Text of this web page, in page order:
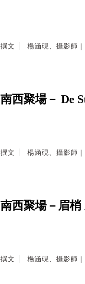
撰文 楊涵硯、攝影師
南西聚場－ De
撰文 楊涵硯、攝影師
南西聚場－眉
撰文 楊涵硯、攝影師